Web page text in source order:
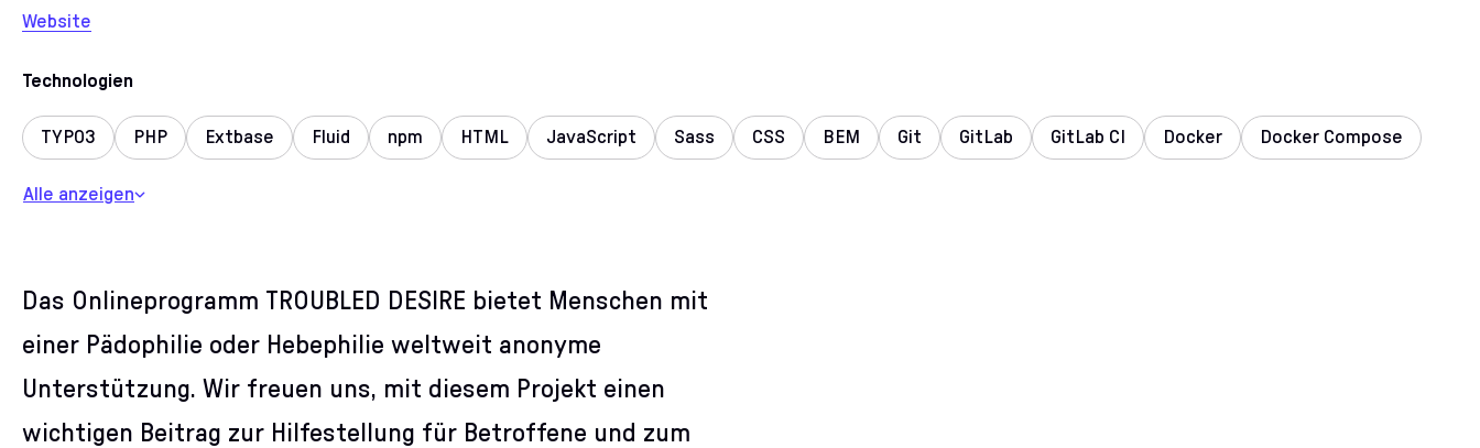
Website
Technologien
TYPO3 PHP Extbase Fluid npm HTML JavaScript Sass CSS BEM Git GitLab GitLab CI Docker Docker Compose
Alle anzeigen
Das Onlineprogramm TROUBLED DESIRE bietet Menschen mit
einer Pädophilie oder Hebephilie weltweit anonyme
Unterstützung. Wir freuen uns, mit diesem Projekt einen
wichtigen Beitrag zur Hilfestellung für Betroffene und zum